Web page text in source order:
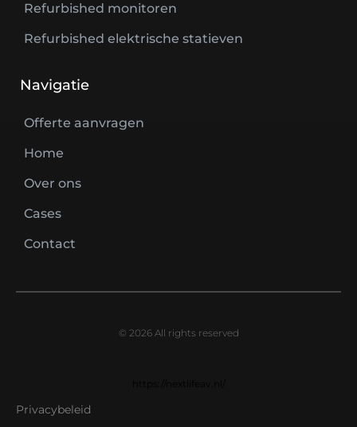
Refurbished monitoren
Refurbished elektrische statieven
Navigatie
Offerte aanvragen
Home
Over ons
Cases
Contact
© 2026 All rights reserved
Privacybeleid